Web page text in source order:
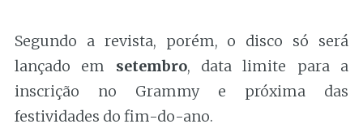
Segundo a revista, porém, o disco só será
lançado em setembro, data limite para a
inscrição no Grammy e próxima das
festividades do fim-do-ano.